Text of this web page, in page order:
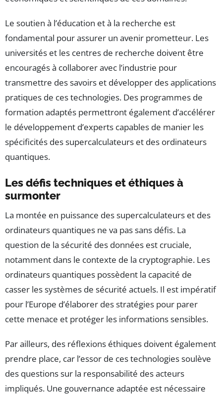
Le soutien à l’éducation et à la recherche est
fondamental pour assurer un avenir prometteur. Les
universités et les centres de recherche doivent être
encouragés à collaborer avec l’industrie pour
transmettre des savoirs et développer des applications
pratiques de ces technologies. Des programmes de
formation adaptés permettront également d’accélérer
le développement d’experts capables de manier les
spécificités des supercalculateurs et des ordinateurs
quantiques.
Les défis techniques et éthiques à
surmonter
La montée en puissance des supercalculateurs et des
ordinateurs quantiques ne va pas sans défis. La
question de la sécurité des données est cruciale,
notamment dans le contexte de la cryptographie. Les
ordinateurs quantiques possèdent la capacité de
casser les systèmes de sécurité actuels. Il est impératif
pour l’Europe d’élaborer des stratégies pour parer
cette menace et protéger les informations sensibles.
Par ailleurs, des réflexions éthiques doivent également
prendre place, car l’essor de ces technologies soulève
des questions sur la responsabilité des acteurs
impliqués. Une gouvernance adaptée est nécessaire